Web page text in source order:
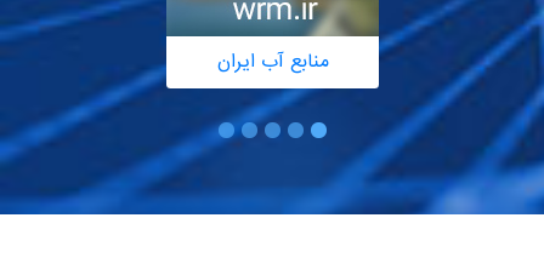
منابع آب ایران